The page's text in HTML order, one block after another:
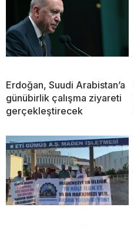
Erdoğan, Suudi Arabistan’a
günübirlik çalışma ziyareti
gerçekleştirecek